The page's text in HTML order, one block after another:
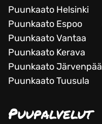
Puunkaato Helsinki
Puunkaato Espoo
Puunkaato Vantaa
Puunkaato Kerava
Puunkaato Järvenpää
Puunkaato Tuusula
Puupalvelut